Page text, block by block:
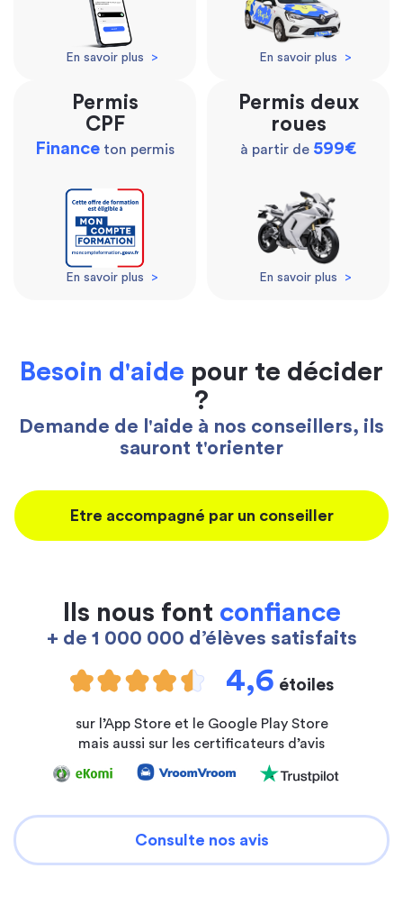
En savoir plus > En savoir plus >
Permis
CPF
Finance ton permis
En savoir plus >
Permis deux
roues
à partir de 599€
En savoir plus >
Besoin d'aide pour te décider
?
Demande de l'aide à nos conseillers, ils
sauront t'orienter
Etre accompagné par un conseiller
Ils nous font confiance
+ de 1 000 000 d’élèves satisfaits
4,6 étoiles
sur l’App Store et le Google Play Store
mais aussi sur les certificateurs d’avis
Consulte nos avis